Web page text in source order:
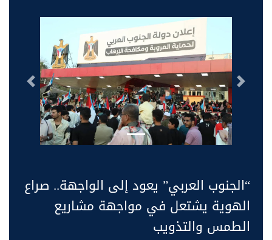
التالى السابق
“الجنوب العربي” يعود إلى الواجهة.. صراع
الهوية يشتعل في مواجهة مشاريع
الطمس والتذويب